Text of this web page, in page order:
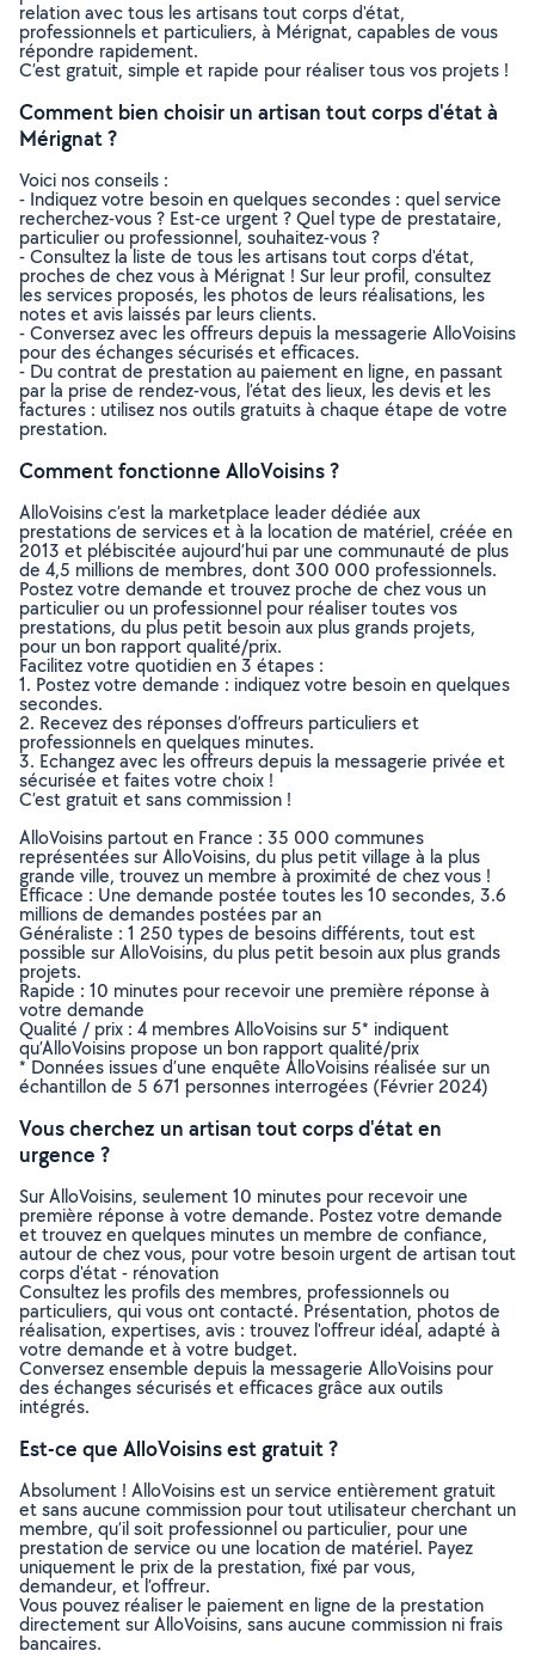
relation avec tous les artisans tout corps d'état,
professionnels et particuliers, à Mérignat, capables de vous
répondre rapidement.
C’est gratuit, simple et rapide pour réaliser tous vos projets !
Comment bien choisir un artisan tout corps d'état à
Mérignat ?
Voici nos conseils :
- Indiquez votre besoin en quelques secondes : quel service
recherchez-vous ? Est-ce urgent ? Quel type de prestataire,
particulier ou professionnel, souhaitez-vous ?
- Consultez la liste de tous les artisans tout corps d'état,
proches de chez vous à Mérignat ! Sur leur profil, consultez
les services proposés, les photos de leurs réalisations, les
notes et avis laissés par leurs clients.
- Conversez avec les offreurs depuis la messagerie AlloVoisins
pour des échanges sécurisés et efficaces.
- Du contrat de prestation au paiement en ligne, en passant
par la prise de rendez-vous, l’état des lieux, les devis et les
factures : utilisez nos outils gratuits à chaque étape de votre
prestation.
Comment fonctionne AlloVoisins ?
AlloVoisins c’est la marketplace leader dédiée aux
prestations de services et à la location de matériel, créée en
2013 et plébiscitée aujourd’hui par une communauté de plus
de 4,5 millions de membres, dont 300 000 professionnels.
Postez votre demande et trouvez proche de chez vous un
particulier ou un professionnel pour réaliser toutes vos
prestations, du plus petit besoin aux plus grands projets,
pour un bon rapport qualité/prix.
Facilitez votre quotidien en 3 étapes :
1. Postez votre demande : indiquez votre besoin en quelques
secondes.
2. Recevez des réponses d’offreurs particuliers et
professionnels en quelques minutes.
3. Echangez avec les offreurs depuis la messagerie privée et
sécurisée et faites votre choix !
C’est gratuit et sans commission !
AlloVoisins partout en France : 35 000 communes
représentées sur AlloVoisins, du plus petit village à la plus
grande ville, trouvez un membre à proximité de chez vous !
Efficace : Une demande postée toutes les 10 secondes, 3.6
millions de demandes postées par an
Généraliste : 1 250 types de besoins différents, tout est
possible sur AlloVoisins, du plus petit besoin aux plus grands
projets.
Rapide : 10 minutes pour recevoir une première réponse à
votre demande
Qualité / prix : 4 membres AlloVoisins sur 5* indiquent
qu’AlloVoisins propose un bon rapport qualité/prix
* Données issues d’une enquête AlloVoisins réalisée sur un
échantillon de 5 671 personnes interrogées (Février 2024)
Vous cherchez un artisan tout corps d'état en
urgence ?
Sur AlloVoisins, seulement 10 minutes pour recevoir une
première réponse à votre demande. Postez votre demande
et trouvez en quelques minutes un membre de confiance,
autour de chez vous, pour votre besoin urgent de artisan tout
corps d'état - rénovation
Consultez les profils des membres, professionnels ou
particuliers, qui vous ont contacté. Présentation, photos de
réalisation, expertises, avis : trouvez l'offreur idéal, adapté à
votre demande et à votre budget.
Conversez ensemble depuis la messagerie AlloVoisins pour
des échanges sécurisés et efficaces grâce aux outils
intégrés.
Est-ce que AlloVoisins est gratuit ?
Absolument ! AlloVoisins est un service entièrement gratuit
et sans aucune commission pour tout utilisateur cherchant un
membre, qu’il soit professionnel ou particulier, pour une
prestation de service ou une location de matériel. Payez
uniquement le prix de la prestation, fixé par vous,
demandeur, et l’offreur.
Vous pouvez réaliser le paiement en ligne de la prestation
directement sur AlloVoisins, sans aucune commission ni frais
bancaires.